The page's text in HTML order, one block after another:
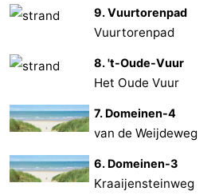
9. Vuurtorenpad
Vuurtorenpad
8. 't-Oude-Vuur
Het Oude Vuur
7. Domeinen-4
van de Weijdeweg
6. Domeinen-3
Kraaijensteinweg